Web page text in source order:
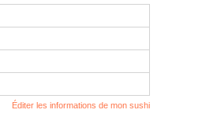
Éditer les informations de mon sushi